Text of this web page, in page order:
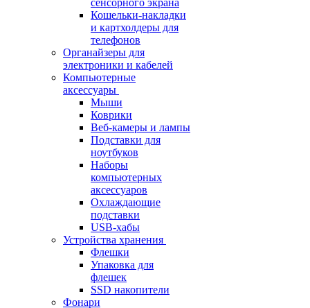
сенсорного экрана
Кошельки-накладки
и картхолдеры для
телефонов
Органайзеры для
электроники и кабелей
Компьютерные
аксессуары
Мыши
Коврики
Веб-камеры и лампы
Подставки для
ноутбуков
Наборы
компьютерных
аксессуаров
Охлаждающие
подставки
USB-хабы
Устройства хранения
Флешки
Упаковка для
флешек
SSD накопители
Фонари